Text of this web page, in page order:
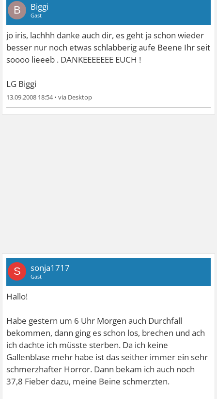
B Biggi
Gast
jo iris, lachhh danke auch dir, es geht ja schon wieder
besser nur noch etwas schlabberig aufe Beene Ihr seit
soooo lieeeb . DANKEEEEEEE EUCH !
LG Biggi
13.09.2008 18:54•
S sonja1717
Gast
Hallo!
Habe gestern um 6 Uhr Morgen auch Durchfall
bekommen, dann ging es schon los, brechen und ach
ich dachte ich müsste sterben. Da ich keine
Gallenblase mehr habe ist das seither immer ein sehr
schmerzhafter Horror. Dann bekam ich auch noch
37,8 Fieber dazu, meine Beine schmerzten.